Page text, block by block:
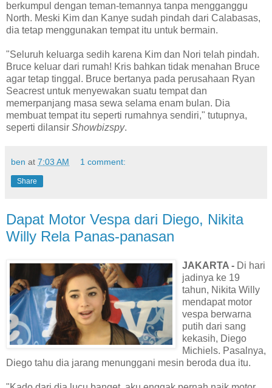
berkumpul dengan teman-temannya tanpa mengganggu
North. Meski Kim dan Kanye sudah pindah dari Calabasas,
dia tetap menggunakan tempat itu untuk bermain.
"Seluruh keluarga sedih karena Kim dan Nori telah pindah.
Bruce keluar dari rumah! Kris bahkan tidak menahan Bruce
agar tetap tinggal. Bruce bertanya pada perusahaan Ryan
Seacrest untuk menyewakan suatu tempat dan
memerpanjang masa sewa selama enam bulan. Dia
membuat tempat itu seperti rumahnya sendiri," tutupnya,
seperti dilansir Showbizspy.
ben at 7:03 AM 1 comment:
Share
Dapat Motor Vespa dari Diego, Nikita
Willy Rela Panas-panasan
JAKARTA - Di hari
jadinya ke 19
tahun, Nikita Willy
mendapat motor
vespa berwarna
putih dari sang
kekasih, Diego
Michiels. Pasalnya,
Diego tahu dia jarang menunggani mesin beroda dua itu.